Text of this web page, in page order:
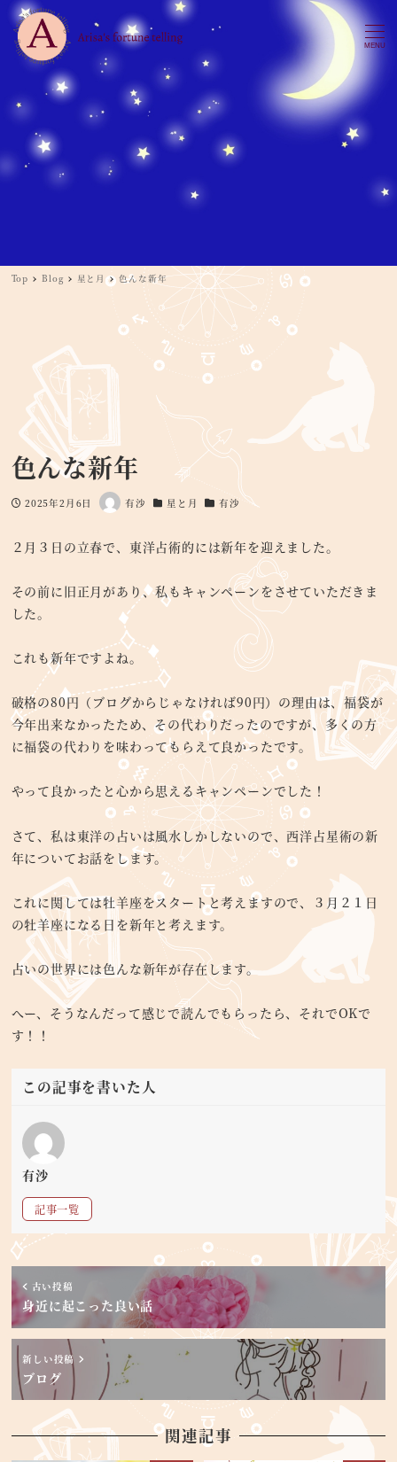
MENU
Top Blog 星と月 色んな新年
色んな新年
投稿日
2025年2月6日
著
有沙
カテゴリー
星と月
カテゴリー
有沙
２月３日の立春で、東洋占術的には新年を迎えました。
その前に旧正月があり、私もキャンペーンをさせていただきま
した。
これも新年ですよね。
破格の80円（ブログからじゃなければ90円）の理由は、福袋が
今年出来なかったため、その代わりだったのですが、多くの方
に福袋の代わりを味わってもらえて良かったです。
やって良かったと心から思えるキャンペーンでした！
さて、私は東洋の占いは風水しかしないので、西洋占星術の新
年についてお話をします。
これに関しては牡羊座をスタートと考えますので、３月２１日
の牡羊座になる日を新年と考えます。
占いの世界には色んな新年が存在します。
へー、そうなんだって感じで読んでもらったら、それでOKで
す！！
この記事を書いた人
有沙
記事一覧
古い投稿
身近に起こった良い話
新しい投稿
ブログ
関連記事